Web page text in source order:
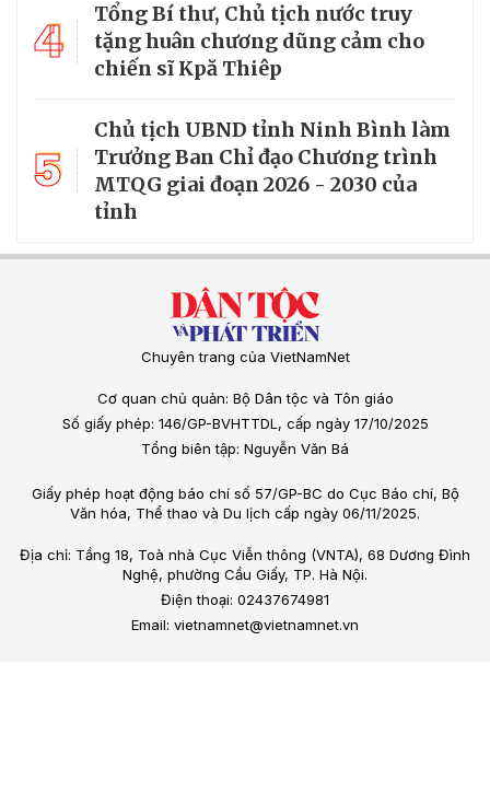
4
Tổng Bí thư, Chủ tịch nước truy
tặng huân chương dũng cảm cho
chiến sĩ Kpă Thiêp
5
Chủ tịch UBND tỉnh Ninh Bình làm
Trưởng Ban Chỉ đạo Chương trình
MTQG giai đoạn 2026 - 2030 của
tỉnh
Chuyên trang của VietNamNet
Cơ quan chủ quản: Bộ Dân tộc và Tôn giáo
Số giấy phép: 146/GP-BVHTTDL, cấp ngày 17/10/2025
Tổng biên tập: Nguyễn Văn Bá
Giấy phép hoạt động báo chí số 57/GP-BC do Cục Báo chí, Bộ
Văn hóa, Thể thao và Du lịch cấp ngày 06/11/2025.
Địa chỉ: Tầng 18, Toà nhà Cục Viễn thông (VNTA), 68 Dương Đình
Nghệ, phường Cầu Giấy, TP. Hà Nội.
Điện thoại: 02437674981
Email: vietnamnet@vietnamnet.vn